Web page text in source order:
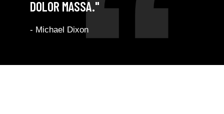
DOLOR MASSA."
- Michael Dixon